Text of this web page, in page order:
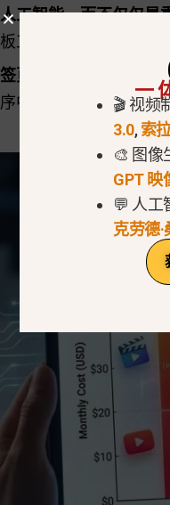
工智能，而不仅仅是
工具无法与全新的人
页和应用程序之间跳
中编辑视频，这需要
一
🎬 视频
3.0,索
🎨 图像
GPT 映
💬 人工
克劳德